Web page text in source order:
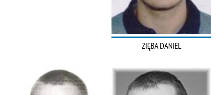
ZIĘBA DANIEL